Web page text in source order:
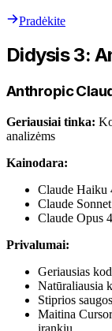
Pradėkite
Didysis 3:
Anthropic
Geriausiai tinka:
analizėms
Kainodara:
Claude Haiku
Claude
Claude Opus
Privalumai:
Geriausias
Natūraliausia
Stiprios
Maitina
įrankių